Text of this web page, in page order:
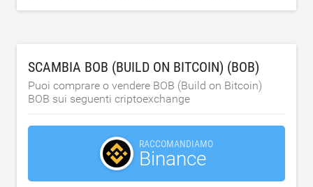
SCAMBIA BOB (BUILD ON BITCOIN) (BOB)
Puoi comprare o vendere BOB (Build on Bitcoin)
BOB sui seguenti criptoexchange
RACCOMANDIAMO
Binance